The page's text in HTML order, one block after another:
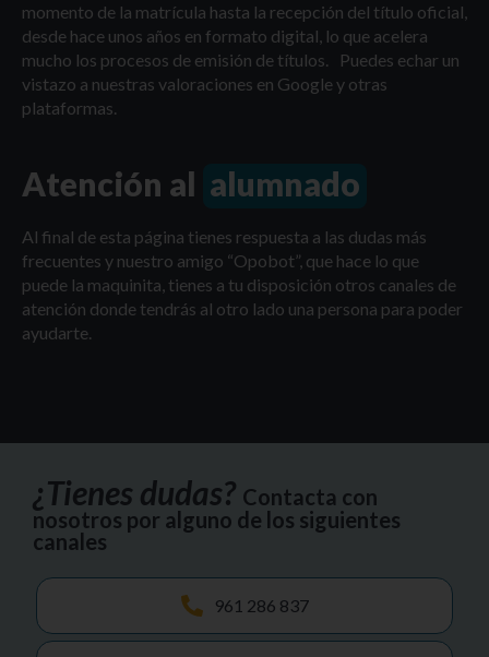
momento de la matrícula hasta la recepción del título oficial,
desde hace unos años en formato digital, lo que acelera
mucho los procesos de emisión de títulos. Puedes echar un
vistazo a nuestras valoraciones en Google y otras
plataformas.
Atención al alumnado
Al final de esta página tienes respuesta a las dudas más
frecuentes y nuestro amigo “Opobot”, que hace lo que
puede la maquinita, tienes a tu disposición otros canales de
atención donde tendrás al otro lado una persona para poder
ayudarte.
¿Tienes dudas? Contacta con
nosotros por alguno de los siguientes
canales
961 286 837